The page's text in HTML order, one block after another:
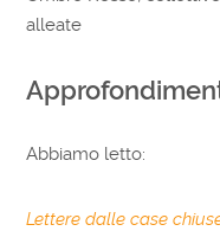
alleate
Abbiamo letto:
Lettere dalle case